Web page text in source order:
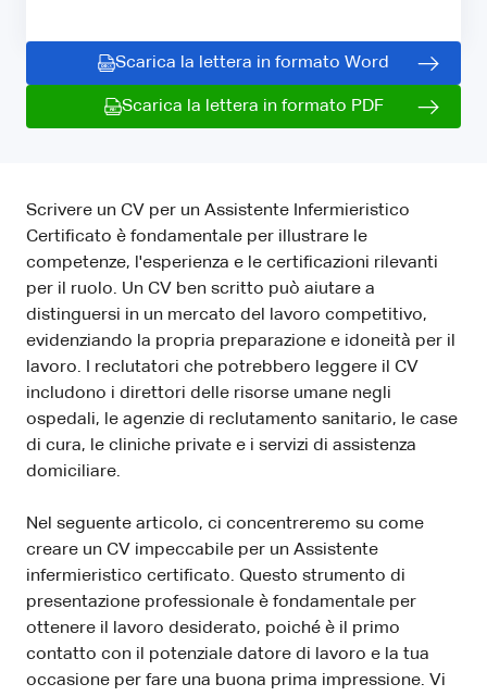
Scarica la lettera in formato Word
Scarica la lettera in formato PDF
Scrivere un CV per un Assistente Infermieristico
Certificato è fondamentale per illustrare le
competenze, l'esperienza e le certificazioni rilevanti
per il ruolo. Un CV ben scritto può aiutare a
distinguersi in un mercato del lavoro competitivo,
evidenziando la propria preparazione e idoneità per il
lavoro. I reclutatori che potrebbero leggere il CV
includono i direttori delle risorse umane negli
ospedali, le agenzie di reclutamento sanitario, le case
di cura, le cliniche private e i servizi di assistenza
domiciliare.
Nel seguente articolo, ci concentreremo su come
creare un CV impeccabile per un Assistente
infermieristico certificato. Questo strumento di
presentazione professionale è fondamentale per
ottenere il lavoro desiderato, poiché è il primo
contatto con il potenziale datore di lavoro e la tua
occasione per fare una buona prima impressione. Vi